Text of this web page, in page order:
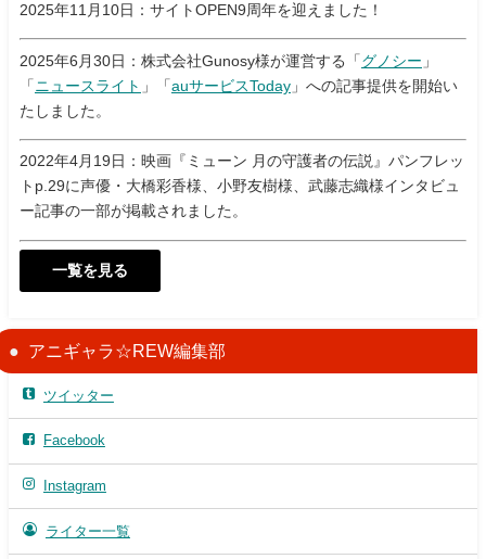
2025年11月10日：サイトOPEN9周年を迎えました！
2025年6月30日：株式会社Gunosy様が運営する「 グノシー 」
「 ニュースライト 」「auサービスToday 」への記事提供を開始い
たしました。
2022年4月19日：映画『ミューン 月の守護者の伝説』パンフレッ
トp.29に声優・大橋彩香様、小野友樹様、武藤志織様インタビュ
ー記事の一部が掲載されました。
一覧を見る
アニギャラ☆REW編集部
ツイッター
Facebook
Instagram
ライター一覧